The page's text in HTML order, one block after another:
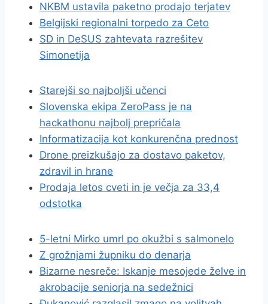
NKBM ustavila paketno prodajo terjatev
Belgijski regionalni torpedo za Ceto
SD in DeSUS zahtevata razrešitev
Simonetija
Starejši so najboljši učenci
Slovenska ekipa ZeroPass je na
hackathonu najbolj prepričala
Informatizacija kot konkurenčna prednost
Drone preizkušajo za dostavo paketov,
zdravil in hrane
Prodaja letos cveti in je večja za 33,4
odstotka
5-letni Mirko umrl po okužbi s salmonelo
Z grožnjami župniku do denarja
Bizarne nesreče: Iskanje mesojede želve in
akrobacije seniorja na sedežnici